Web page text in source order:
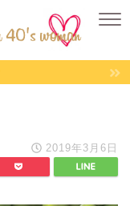
2019年3月6日